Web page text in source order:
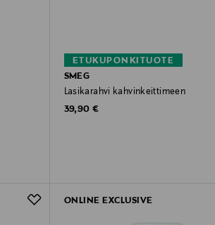
ETUKUPONKITUOTE
SMEG
Lasikarahvi kahvinkeittimeen
Original Price
39,90 €
ONLINE EXCLUSIVE